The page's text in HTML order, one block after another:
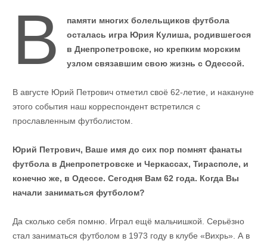
В
памяти многих болельщиков футбола
осталась игра Юрия Кулиша, родившегося
в Днепропетровске, но крепким морским
узлом связавшим свою жизнь с Одессой.
В августе Юрий Петрович отметил своё 62-летие, и накануне
этого события наш корреспондент встретился с
прославленным футболистом.
Юрий Петрович, Ваше имя до сих пор помнят фанаты
футбола в Днепропетровске и Черкассах, Тирасполе, и
конечно же, в Одессе. Сегодня Вам 62 года. Когда Вы
начали заниматься футболом?
Да сколько себя помню. Играл ещё мальчишкой. Серьёзно
стал заниматься футболом в 1973 году в клубе «Вихрь». А в